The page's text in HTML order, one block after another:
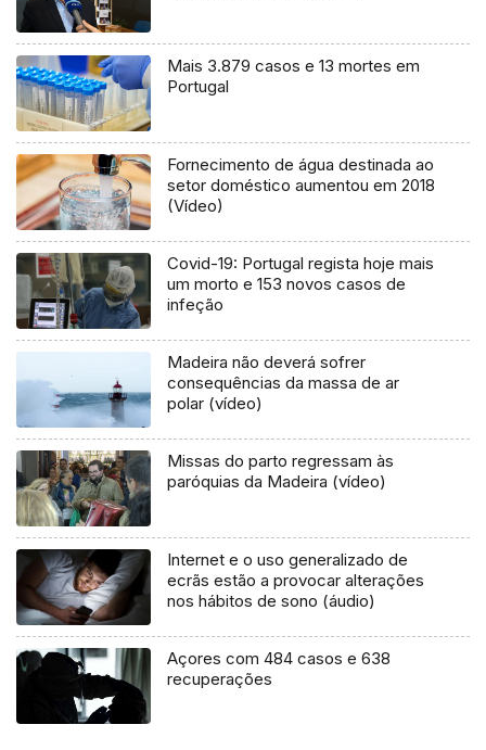
Mais 3.879 casos e 13 mortes em
Portugal
Fornecimento de água destinada ao
setor doméstico aumentou em 2018
(Vídeo)
Covid-19: Portugal regista hoje mais
um morto e 153 novos casos de
infeção
Madeira não deverá sofrer
consequências da massa de ar
polar (vídeo)
Missas do parto regressam às
paróquias da Madeira (vídeo)
Internet e o uso generalizado de
ecrãs estão a provocar alterações
nos hábitos de sono (áudio)
Açores com 484 casos e 638
recuperações